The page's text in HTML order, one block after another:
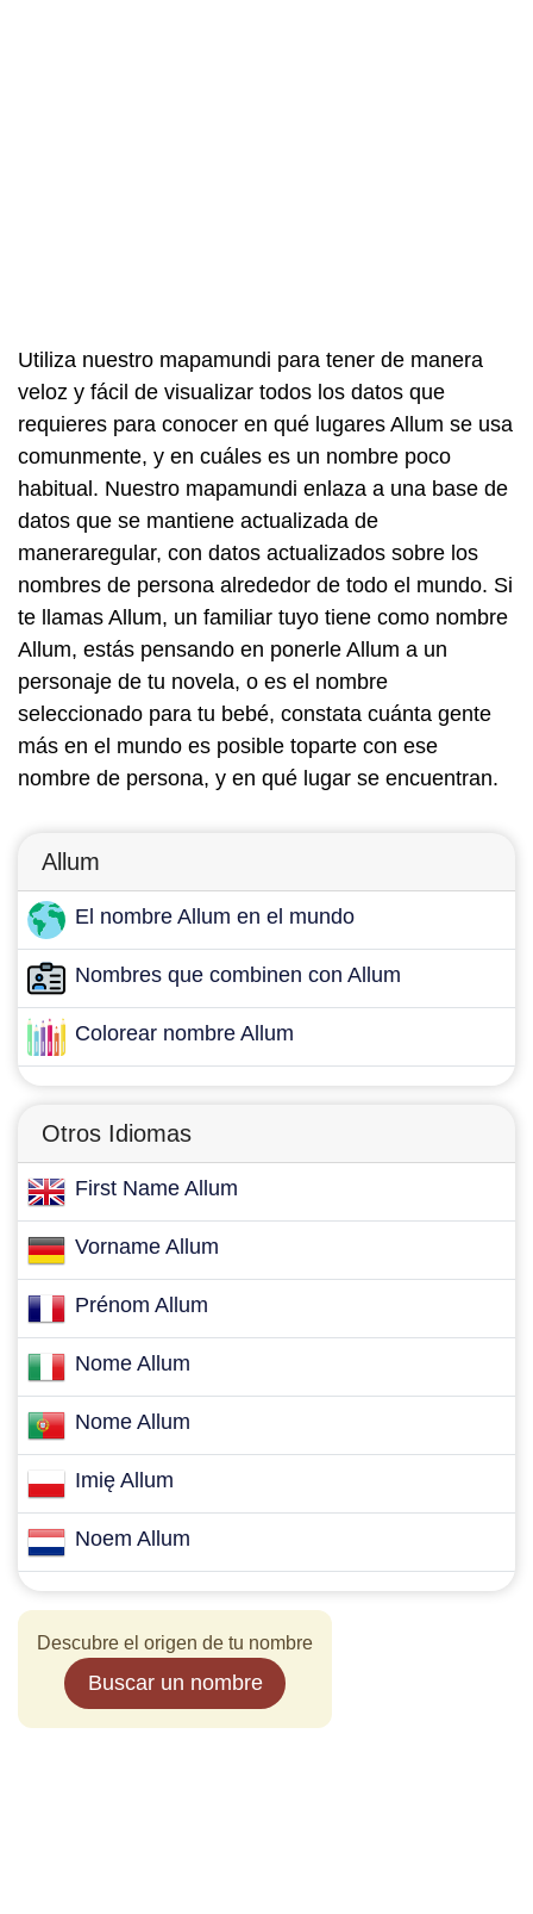
Utiliza nuestro mapamundi para tener de manera
veloz y fácil de visualizar todos los datos que
requieres para conocer en qué lugares Allum se usa
comunmente, y en cuáles es un nombre poco
habitual. Nuestro mapamundi enlaza a una base de
datos que se mantiene actualizada de
maneraregular, con datos actualizados sobre los
nombres de persona alrededor de todo el mundo. Si
te llamas Allum, un familiar tuyo tiene como nombre
Allum, estás pensando en ponerle Allum a un
personaje de tu novela, o es el nombre
seleccionado para tu bebé, constata cuánta gente
más en el mundo es posible toparte con ese
nombre de persona, y en qué lugar se encuentran.
Allum
El nombre Allum en el mundo
Nombres que combinen con Allum
Colorear nombre Allum
Otros Idiomas
First Name Allum
Vorname Allum
Prénom Allum
Nome Allum
Nome Allum
Imię Allum
Noem Allum
Descubre el origen de tu nombre
Buscar un nombre